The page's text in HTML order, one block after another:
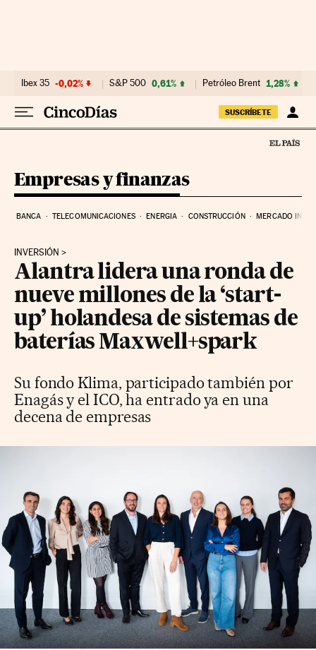
Ibex 35 -0,02% S&P 500 0,61% Petróleo Brent 1,28%
SUSCRÍBETE
Empresas y finanzas
BANCA TELECOMUNICACIONES ENERGIA CONSTRUCCIÓN MERCADO
INVERSIÓN
Alantra lidera una ronda de
nueve millones de la ‘start-
up’ holandesa de sistemas de
baterías Maxwell+spark
Su fondo Klima, participado también por
Enagás y el ICO, ha entrado ya en una
decena de empresas